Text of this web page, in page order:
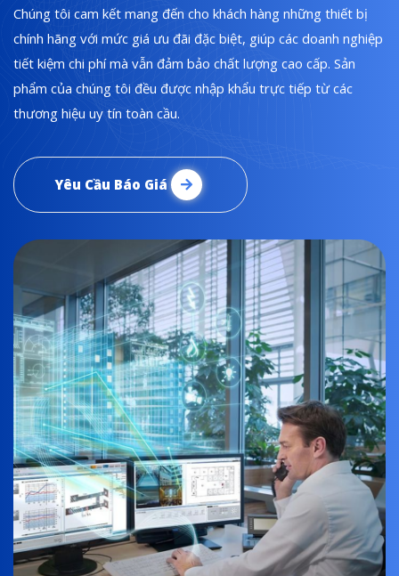
Chúng tôi cam kết mang đến cho khách hàng những thiết bị
chính hãng với mức giá ưu đãi đặc biệt, giúp các doanh nghiệp
tiết kiệm chi phí mà vẫn đảm bảo chất lượng cao cấp. Sản
phẩm của chúng tôi đều được nhập khẩu trực tiếp từ các
thương hiệu uy tín toàn cầu.
Yêu Cầu Báo Giá